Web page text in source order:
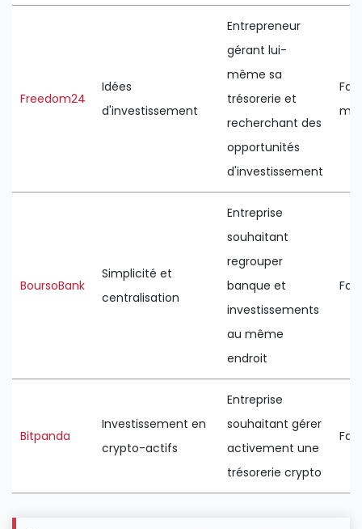
Freedom24
Idées
d'investissement
Entrepreneur
gérant lui-
même sa
trésorerie et
recherchant des
opportunités
d'investissement
BoursoBank
Simplicité et
centralisation
Entreprise
souhaitant
regrouper
banque et
investissements
au même
endroit
Bitpanda
Investissement en
crypto-actifs
Entreprise
souhaitant gérer
activement une
trésorerie crypto